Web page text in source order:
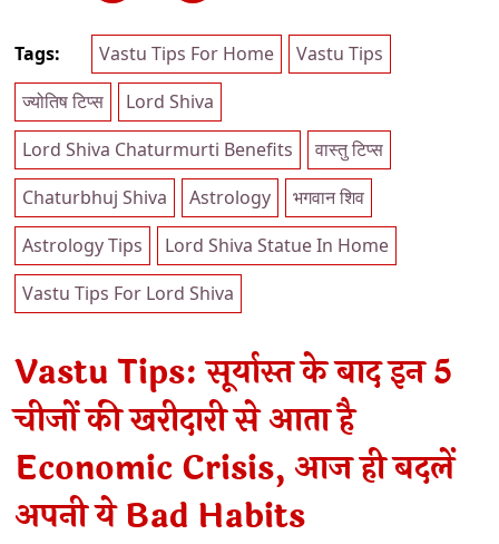
Tags: Vastu Tips For Home
Vastu Tips
ज्योतिष टिप्स
Lord Shiva
Lord Shiva Chaturmurti Benefits
वास्तु टिप्स
Chaturbhuj Shiva
Astrology
भगवान शिव
Astrology Tips
Lord Shiva Statue In Home
Vastu Tips For Lord Shiva
Vastu Tips: सूर्यास्त के बाद इन 5
चीजों की खरीदारी से आता है
Economic Crisis, आज ही बदलें
अपनी ये Bad Habits